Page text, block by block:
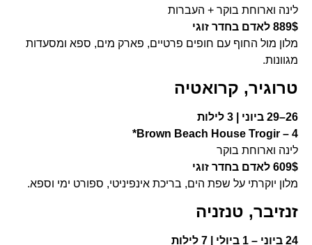
לינה וארוחת בוקר + העברות
889$ לאדם בחדר זוגי
מלון מול החוף עם חופים פרטיים, פארק מים, ספא ומסעדות
מגוונות.
טרוגיר, קרואטיה
Brown Beach House Trogir – 4*
לינה וארוחת בוקר
609$ לאדם בחדר זוגי
מלון יוקרתי על שפת הים, בריכת אינפיניטי, ספורט ימי וספא.
זנזיבר, טנזניה